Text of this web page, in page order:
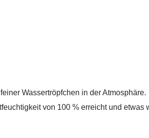
Wassertröpfchen in der Atmosphäre.
von 100 % erreicht und